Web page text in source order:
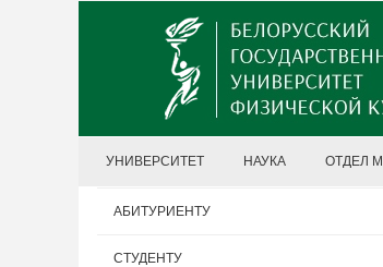
УНИВЕРСИТЕТ НАУКА ОТДЕЛ
АБИТУРИЕНТУ
СТУДЕНТУ